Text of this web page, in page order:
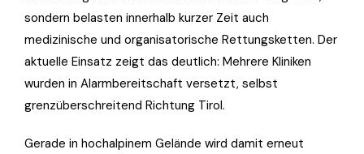
sondern belasten innerhalb kurzer Zeit auch
medizinische und organisatorische Rettungsketten. Der
aktuelle Einsatz zeigt das deutlich: Mehrere Kliniken
wurden in Alarmbereitschaft versetzt, selbst
grenzüberschreitend Richtung Tirol.
Gerade in hochalpinem Gelände wird damit erneut